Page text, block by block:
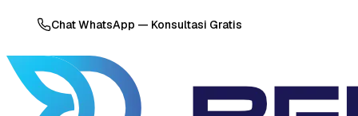
Chat WhatsApp — Konsultasi Gratis